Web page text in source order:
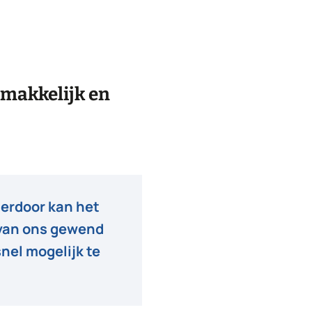
en
kan het
ons gewend
mogelijk te